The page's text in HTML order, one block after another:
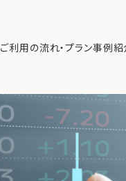
ご利用の流れ・プラン事例紹
ご利用の
エキスパ
コラム